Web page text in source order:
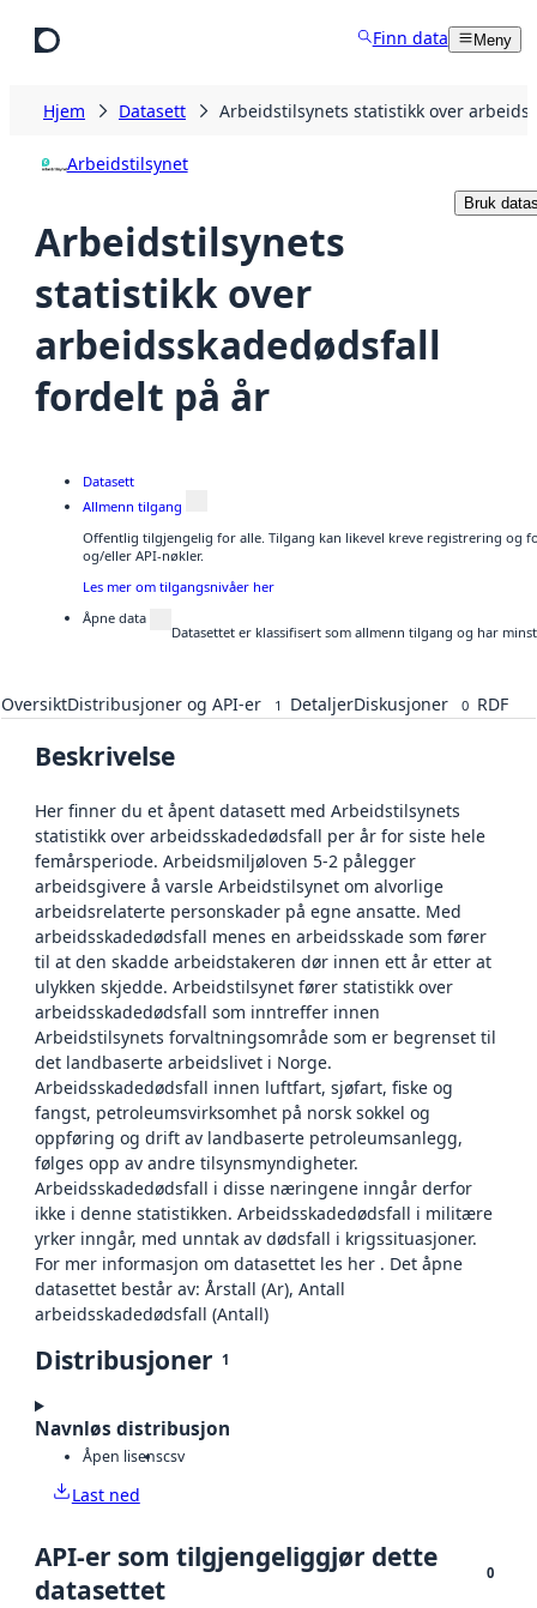
Finn data Meny
Hjem Datasett Arbeidstilsynets statistikk over
Arbeidstilsynet
Arbeidstilsynets
statistikk over
arbeidsskadedødsfall
fordelt på år
Bruk
Datasett
Allmenn tilgang
Offentlig tilgjengelig for alle. Tilgang kan likevel kreve registrering og
og/eller API-nøkler.
Les mer om tilgangsnivåer her
Åpne data
Datasettet er klassifisert som allmenn tilgang og har
OversiktDistribusjoner og API-er 1 DetaljerDiskusjoner 0 RDF
Beskrivelse
Her finner du et åpent datasett med Arbeidstilsynets
statistikk over arbeidsskadedødsfall per år for siste hele
femårsperiode. Arbeidsmiljøloven 5-2 pålegger
arbeidsgivere å varsle Arbeidstilsynet om alvorlige
arbeidsrelaterte personskader på egne ansatte. Med
arbeidsskadedødsfall menes en arbeidsskade som fører
til at den skadde arbeidstakeren dør innen ett år etter at
ulykken skjedde. Arbeidstilsynet fører statistikk over
arbeidsskadedødsfall som inntreffer innen
Arbeidstilsynets forvaltningsområde som er begrenset til
det landbaserte arbeidslivet i Norge.
Arbeidsskadedødsfall innen luftfart, sjøfart, fiske og
fangst, petroleumsvirksomhet på norsk sokkel og
oppføring og drift av landbaserte petroleumsanlegg,
følges opp av andre tilsynsmyndigheter.
Arbeidsskadedødsfall i disse næringene inngår derfor
ikke i denne statistikken. Arbeidsskadedødsfall i militære
yrker inngår, med unntak av dødsfall i krigssituasjoner.
For mer informasjon om datasettet les her . Det åpne
datasettet består av: Årstall (Ar), Antall
arbeidsskadedødsfall (Antall)
Distribusjoner 1
Navnløs distribusjon
Åpen lisenscsv
Last ned
API-er som tilgjengeliggjør dette
datasettet
0